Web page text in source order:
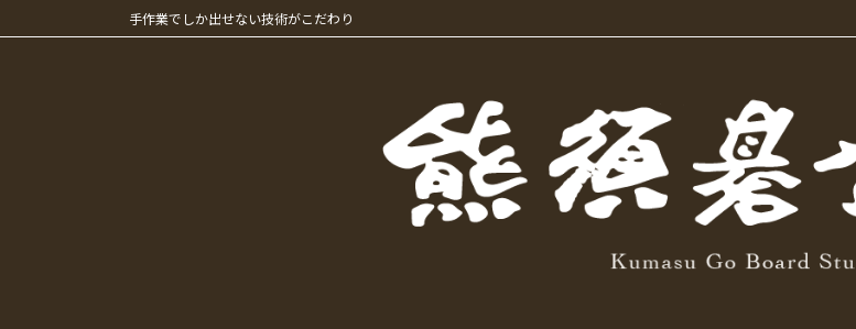
ン
ビ
手作業でしか出せない技術がこだわり